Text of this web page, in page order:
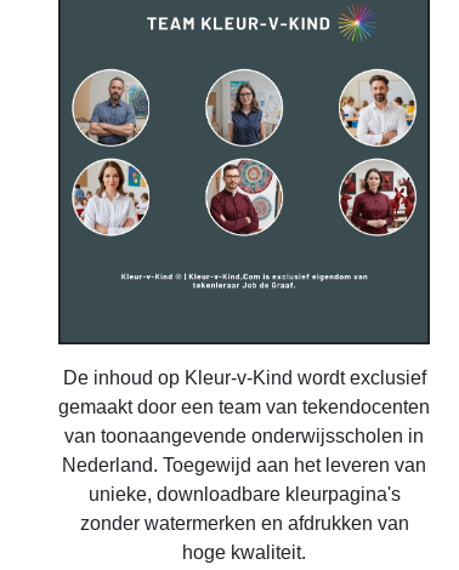
De inhoud op Kleur-v-Kind wordt exclusief
gemaakt door een team van tekendocenten
van toonaangevende onderwijsscholen in
Nederland. Toegewijd aan het leveren van
unieke, downloadbare kleurpagina's
zonder watermerken en afdrukken van
hoge kwaliteit.